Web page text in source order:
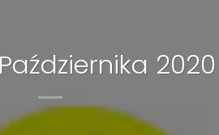
Października 2020